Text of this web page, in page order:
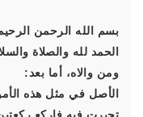
بسم الله الرحمن
الحمد لله والصلاة
ومن والاه، أما بعد:
الأصل في مثل هذه